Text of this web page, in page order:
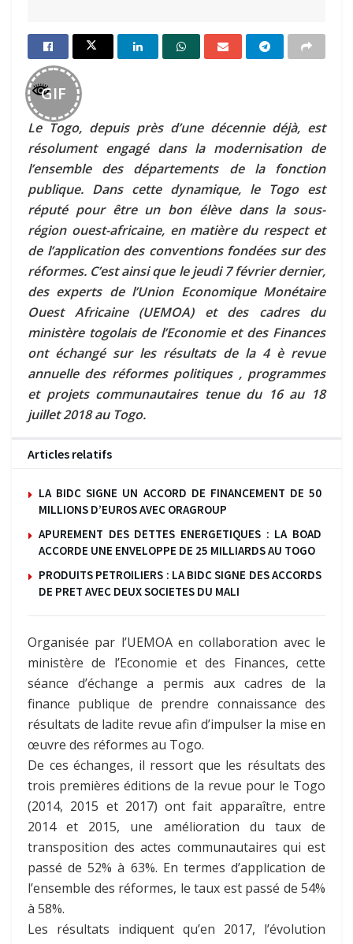
GIF
Le Togo, depuis près d’une décennie déjà, est
résolument engagé dans la modernisation de
l’ensemble des départements de la fonction
publique. Dans cette dynamique, le Togo est
réputé pour être un bon élève dans la sous-
région ouest-africaine, en matière du respect et
de l’application des conventions fondées sur des
réformes. C’est ainsi que le jeudi 7 février dernier,
des experts de l’Union Economique Monétaire
Ouest Africaine (UEMOA) et des cadres du
ministère togolais de l’Economie et des Finances
ont échangé sur les résultats de la 4 è revue
annuelle des réformes politiques , programmes
et projets communautaires tenue du 16 au 18
juillet 2018 au Togo.
Articles relatifs
LA BIDC SIGNE UN ACCORD DE FINANCEMENT DE 50
MILLIONS D’EUROS AVEC ORAGROUP
APUREMENT DES DETTES ENERGETIQUES : LA BOAD
ACCORDE UNE ENVELOPPE DE 25 MILLIARDS AU TOGO
PRODUITS PETROILIERS : LA BIDC SIGNE DES ACCORDS
DE PRET AVEC DEUX SOCIETES DU MALI
Organisée par l’UEMOA en collaboration avec le
ministère de l’Economie et des Finances, cette
séance d’échange a permis aux cadres de la
finance publique de prendre connaissance des
résultats de ladite revue afin d’impulser la mise en
œuvre des réformes au Togo.
De ces échanges, il ressort que les résultats des
trois premières éditions de la revue pour le Togo
(2014, 2015 et 2017) ont fait apparaître, entre
2014 et 2015, une amélioration du taux de
transposition des actes communautaires qui est
passé de 52% à 63%. En termes d’application de
l’ensemble des réformes, le taux est passé de 54%
à 58%.
Les résultats indiquent qu’en 2017, l’évolution